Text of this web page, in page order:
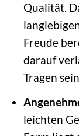
Qualität.
Freude
darauf
Tragen
leichten